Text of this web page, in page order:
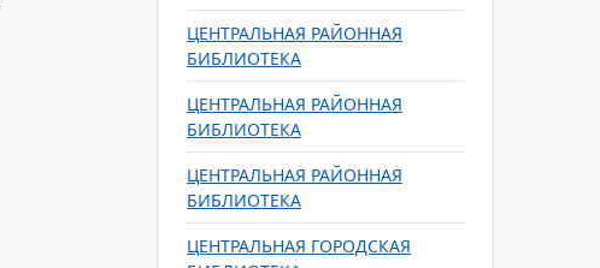
ЦЕНТРАЛЬНАЯ РАЙОННАЯ
БИБЛИОТЕКА
ЦЕНТРАЛЬНАЯ РАЙОННАЯ
БИБЛИОТЕКА
ЦЕНТРАЛЬНАЯ РАЙОННАЯ
БИБЛИОТЕКА
ЦЕНТРАЛЬНАЯ ГОРОДСКАЯ